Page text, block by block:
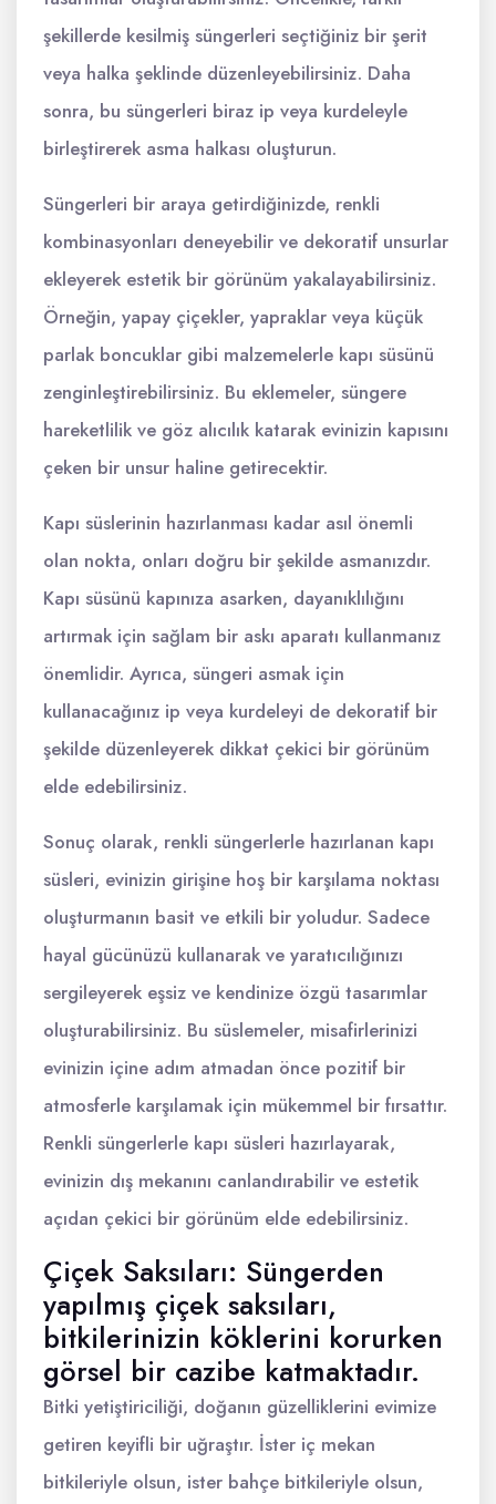
şekillerde kesilmiş süngerleri seçtiğiniz bir şerit
veya halka şeklinde düzenleyebilirsiniz. Daha
sonra, bu süngerleri biraz ip veya kurdeleyle
birleştirerek asma halkası oluşturun.
Süngerleri bir araya getirdiğinizde, renkli
kombinasyonları deneyebilir ve dekoratif unsurlar
ekleyerek estetik bir görünüm yakalayabilirsiniz.
Örneğin, yapay çiçekler, yapraklar veya küçük
parlak boncuklar gibi malzemelerle kapı süsünü
zenginleştirebilirsiniz. Bu eklemeler, süngere
hareketlilik ve göz alıcılık katarak evinizin kapısını
çeken bir unsur haline getirecektir.
Kapı süslerinin hazırlanması kadar asıl önemli
olan nokta, onları doğru bir şekilde asmanızdır.
Kapı süsünü kapınıza asarken, dayanıklılığını
artırmak için sağlam bir askı aparatı kullanmanız
önemlidir. Ayrıca, süngeri asmak için
kullanacağınız ip veya kurdeleyi de dekoratif bir
şekilde düzenleyerek dikkat çekici bir görünüm
elde edebilirsiniz.
Sonuç olarak, renkli süngerlerle hazırlanan kapı
süsleri, evinizin girişine hoş bir karşılama noktası
oluşturmanın basit ve etkili bir yoludur. Sadece
hayal gücünüzü kullanarak ve yaratıcılığınızı
sergileyerek eşsiz ve kendinize özgü tasarımlar
oluşturabilirsiniz. Bu süslemeler, misafirlerinizi
evinizin içine adım atmadan önce pozitif bir
atmosferle karşılamak için mükemmel bir fırsattır.
Renkli süngerlerle kapı süsleri hazırlayarak,
evinizin dış mekanını canlandırabilir ve estetik
açıdan çekici bir görünüm elde edebilirsiniz.
Çiçek Saksıları: Süngerden
yapılmış çiçek saksıları,
bitkilerinizin köklerini korurken
görsel bir cazibe katmaktadır.
Bitki yetiştiriciliği, doğanın güzelliklerini evimize
getiren keyifli bir uğraştır. İster iç mekan
bitkileriyle olsun, ister bahçe bitkileriyle olsun,